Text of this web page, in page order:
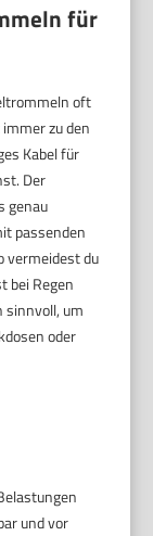
für
oft
zu den
Kabel für
Der
genau
passenden
vermeidest du
bei Regen
sinnvoll, um
oder
und vor